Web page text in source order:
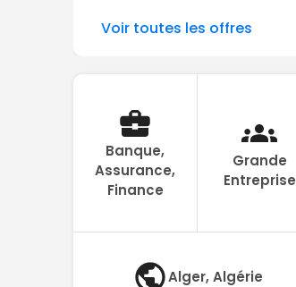
Voir toutes les offres
Banque,
Assurance,
Finance
Grande
Entreprise
Alger, Algérie